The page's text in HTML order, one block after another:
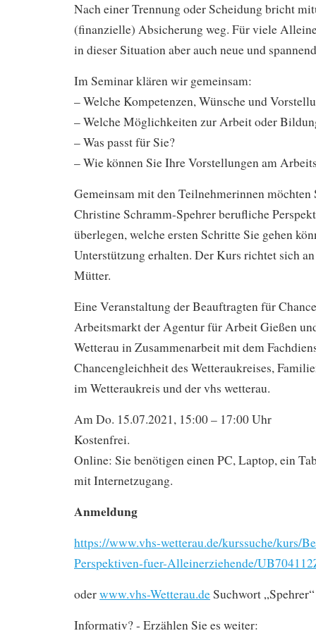
Nach einer Trennung oder Scheidung bricht
(finanzielle) Absicherung weg. Für viele
in dieser Situation aber auch neue und
Im Seminar klären wir gemeinsam:
– Welche Kompetenzen, Wünsche und
– Welche Möglichkeiten zur Arbeit oder
– Was passt für Sie?
– Wie können Sie Ihre Vorstellungen am
Gemeinsam mit den Teilnehmerinnen
Christine Schramm-Spehrer berufliche
überlegen, welche ersten Schritte Sie gehen
Unterstützung erhalten. Der Kurs richtet sich
Mütter.
Eine Veranstaltung der Beauftragten für
Arbeitsmarkt der Agentur für Arbeit Gießen
Wetterau in Zusammenarbeit mit dem
Chancengleichheit des Wetteraukreises,
im Wetteraukreis und der vhs wetterau.
Am Do. 15.07.2021, 15:00 – 17:00 Uhr
Kostenfrei.
Online: Sie benötigen einen PC, Laptop, ein
mit Internetzugang.
Anmeldung
https://www.vhs-wetterau.de/kurssuche/kurs/
Perspektiven-fuer-Alleinerziehende/
oderwww.vhs-Wetterau.deSuchwort
Informativ? - Erzählen Sie es weiter: